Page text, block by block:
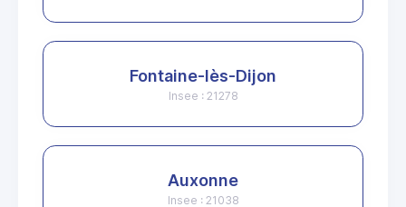
Fontaine-lès-Dijon
Insee : 21278
Auxonne
Insee : 21038